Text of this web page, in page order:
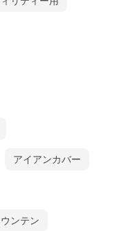
アイアンカバー
ンテン